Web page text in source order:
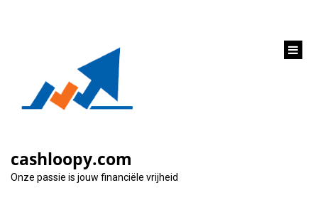
cashloopy.com
Onze passie is jouw financiële vrijheid
Alles wat je moet
weten over geld
lenen €1000